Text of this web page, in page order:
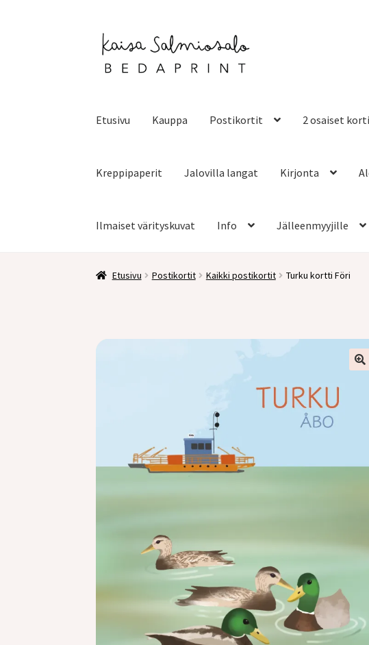
Siirry
navigointiin
Siirry
sisältöön
Etusivu Kauppa Postikortit 2 osaiset
Kreppipaperit Jalovilla langat Kirjonta
Ilmaiset värityskuvat Info Jälleenmyyjille
Etusivu Postikortit Kaikki postikortit Turku kortti Föri